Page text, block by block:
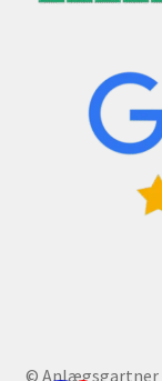
©